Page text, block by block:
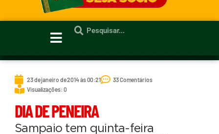
23 de janeiro de 2014 às 00:21
33 Comentários
Visualizações: 0
DIA DE PENEIRA
Sampaio tem quinta-feira